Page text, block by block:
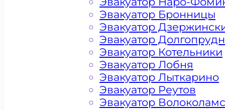
Цена от 4500 рублей
Эвакуатор Бронницы
Эвакуатор
Эвакуатор
Эвакуатор Котельники
Эвакуатор Лобня
Эвакуатор Лыткарино
Эвакуатор Реутов
Эвакуатор